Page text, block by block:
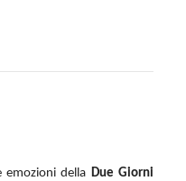
emozioni della Due Giorni